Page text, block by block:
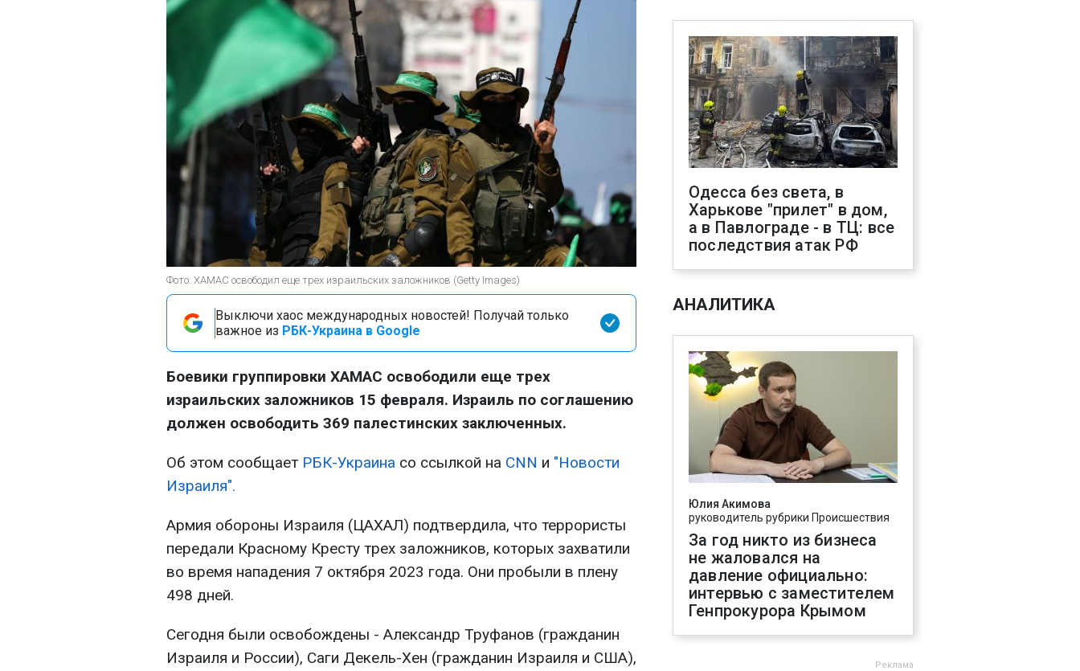
Фото: ХАМАС освободил еще трех израильских заложников (Getty Images)
Выключи хаос международных новостей! Получай только
важное из РБК-Украина в Google
Боевики группировки ХАМАС освободили еще трех
израильских заложников 15 февраля. Израиль по соглашению
должен освободить 369 палестинских заключенных.
Об этом сообщает РБК-Украина со ссылкой на CNN и "Новости
Израиля".
Армия обороны Израиля (ЦАХАЛ) подтвердила, что террористы
передали Красному Кресту трех заложников, которых захватили
во время нападения 7 октября 2023 года. Они пробыли в плену
498 дней.
Сегодня были освобождены - Александр Труфанов (гражданин
Израиля и России), Саги Декель-Хен (гражданин Израиля и США),
Одесса без света, в
Харькове "прилет" в дом,
а в Павлограде - в ТЦ: все
последствия атак РФ
АНАЛИТИКА
Юлия Акимова
руководитель рубрики Происшествия
За год никто из бизнеса
не жаловался на
давление официально:
интервью с заместителем
Генпрокурора Крымом